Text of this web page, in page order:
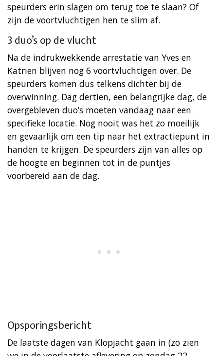
speurders erin slagen om terug toe te slaan? Of
zijn de voortvluchtigen hen te slim af.
3 duo’s op de vlucht
Na de indrukwekkende arrestatie van Yves en
Katrien blijven nog 6 voortvluchtigen over. De
speurders komen dus telkens dichter bij de
overwinning. Dag dertien, een belangrijke dag, de
overgebleven duo’s moeten vandaag naar een
specifieke locatie. Nog nooit was het zo moeilijk
en gevaarlijk om een tip naar het extractiepunt in
handen te krijgen. De speurders zijn van alles op
de hoogte en beginnen tot in de puntjes
voorbereid aan de dag.
Opsporingsbericht
De laatste dagen van Klopjacht gaan in (zo zien